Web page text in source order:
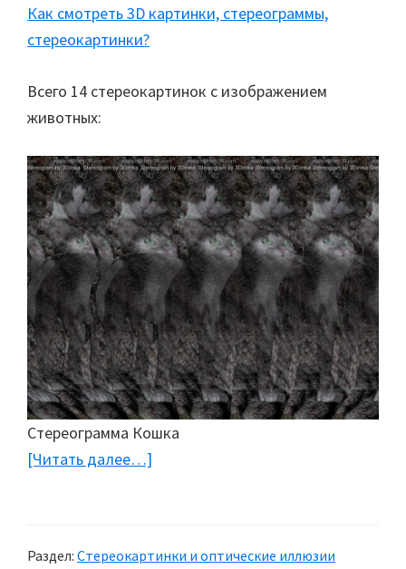
Как смотреть 3D картинки, стереограммы,
стереокартинки?
Всего 14 стереокартинок с изображением
животных:
Стереограмма Кошка
[Читать далее…]
изображения):
Раздел: Стереокартинки и оптические иллюзии